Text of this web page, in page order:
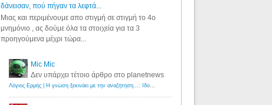
δάνεισαν, πού πήγαν τα λεφτά...
Μιας και περιμένουμε απο στιγμή σε στιγμή το 4ο
μνημόνιο , ας δούμε όλα τα στοιχεία για τα 3
προηγούμενα μέχρι τώρα...
Mic Mic
Δεν υπάρχει τέτοιο άρθρο στο planetnews
Λόγιος Ερμής | Η γνώση ξεκινάει με την αναζήτηση...: Ιδού οι 18 που χρωστούν 11 δις ευρώ!